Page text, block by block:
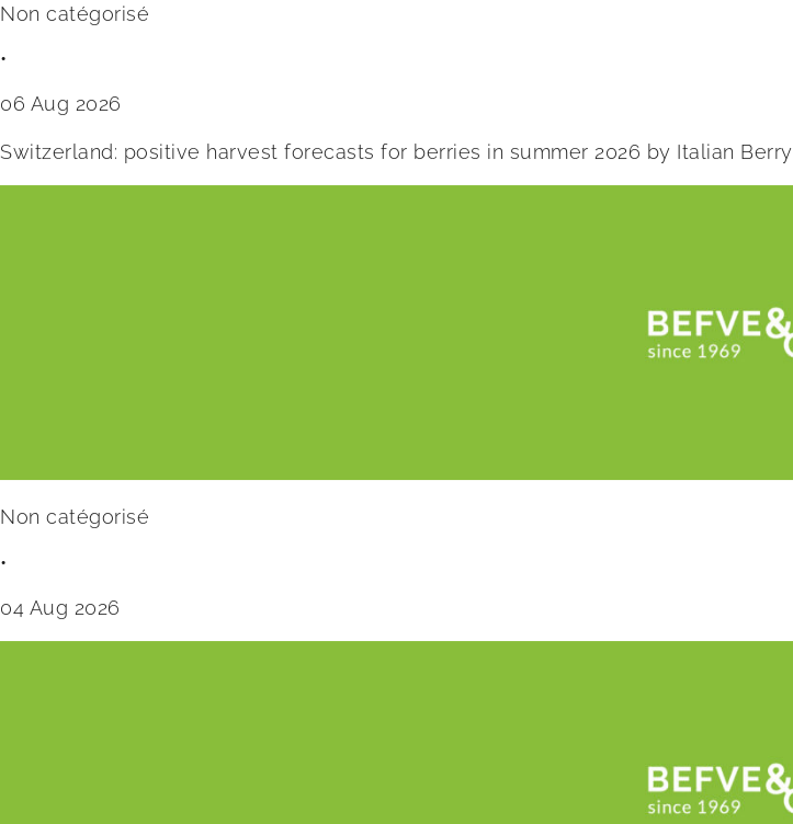
Non catégorisé
•
06 Aug 2026
Switzerland: positive harvest forecasts for berries in summer 2026 by Italian Berry
Non catégorisé
•
04 Aug 2026